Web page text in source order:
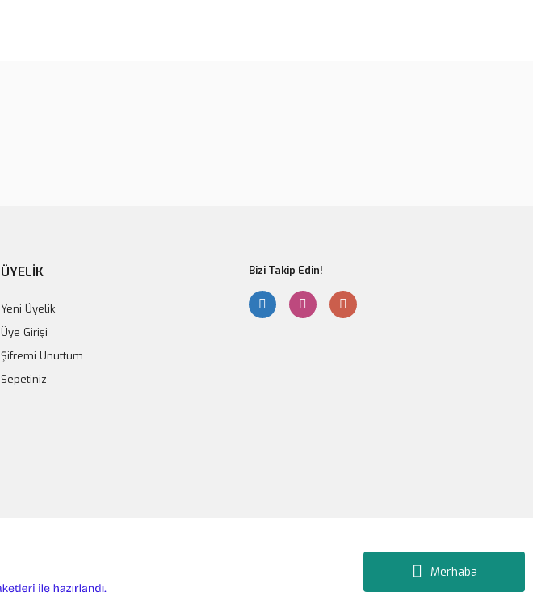
Merhaba
Gönder
ÜYELİK
Yeni Üyelik
Üye Girişi
Şifremi Unuttum
Sepetiniz
Bizi Takip Edin!
e-